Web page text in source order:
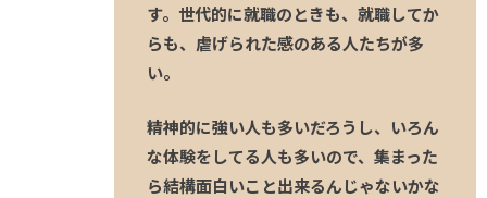
す。世代的に就職のときも、就職してか
らも、虐げられた感のある人たちが多
い。
精神的に強い人も多いだろうし、いろん
な体験をしてる人も多いので、集まった
ら結構面白いこと出来るんじゃないかな